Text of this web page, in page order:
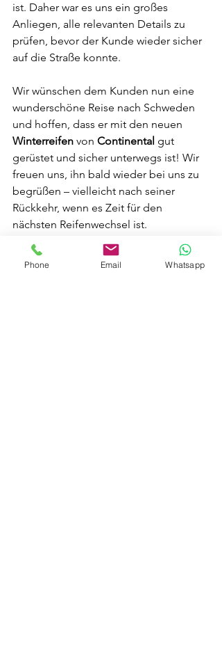
ist. Daher war es uns ein großes
Anliegen, alle relevanten Details zu
prüfen, bevor der Kunde wieder sicher
auf die Straße konnte.
Wir wünschen dem Kunden nun eine
wunderschöne Reise nach Schweden
und hoffen, dass er mit den neuen
Winterreifen von Continental gut
gerüstet und sicher unterwegs ist! Wir
freuen uns, ihn bald wieder bei uns zu
begrüßen – vielleicht nach seiner
Rückkehr, wenn es Zeit für den
nächsten Reifenwechsel ist.
Rund ums Rad
Neues und Infos
Phone Email Whatsapp